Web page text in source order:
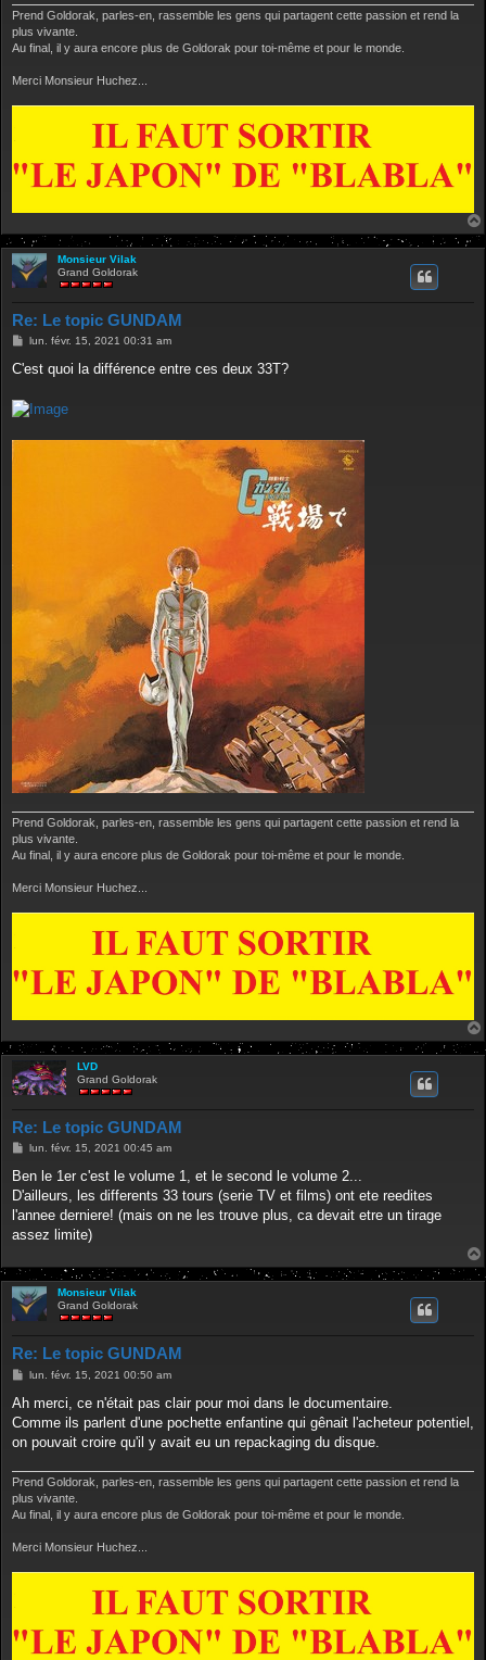
Prend Goldorak, parles-en, rassemble les gens qui partagent cette passion et rend la
plus vivante.
Au final, il y aura encore plus de Goldorak pour toi-même et pour le monde.
Merci Monsieur Huchez...
Monsieur Vilak
Grand Goldorak
Re: Le topic GUNDAM
M
s
g
e
lun. févr. 15, 2021 00:31 am
C'est quoi la différence entre ces deux 33T?
Prend Goldorak, parles-en, rassemble les gens qui partagent cette passion et rend la
plus vivante.
Au final, il y aura encore plus de Goldorak pour toi-même et pour le monde.
Merci Monsieur Huchez...
LVD
Grand Goldorak
Re: Le topic GUNDAM
M
s
a
g
lun. févr. 15, 2021 00:45 am
Ben le 1er c'est le volume 1, et le second le volume 2...
D'ailleurs, les differents 33 tours (serie TV et films) ont ete reedites
l'annee derniere! (mais on ne les trouve plus, ca devait etre un tirage
assez limite)
Monsieur Vilak
Grand Goldorak
Re: Le topic GUNDAM
M
s
a
g
lun. févr. 15, 2021 00:50 am
Ah merci, ce n'était pas clair pour moi dans le documentaire.
Comme ils parlent d'une pochette enfantine qui gênait l'acheteur potentiel,
on pouvait croire qu'il y avait eu un repackaging du disque.
Prend Goldorak, parles-en, rassemble les gens qui partagent cette passion et rend la
plus vivante.
Au final, il y aura encore plus de Goldorak pour toi-même et pour le monde.
Merci Monsieur Huchez...